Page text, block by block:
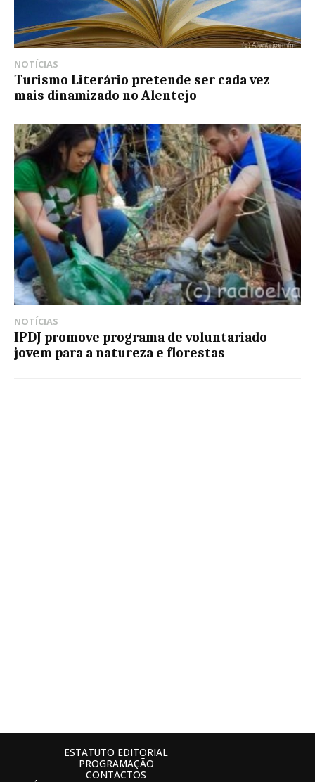
NOTÍCIAS
Turismo Literário pretende ser cada vez
mais dinamizado no Alentejo
NOTÍCIAS
IPDJ promove programa de voluntariado
jovem para a natureza e florestas
ESTATUTO EDITORIAL
PROGRAMAÇÃO
CONTACTOS